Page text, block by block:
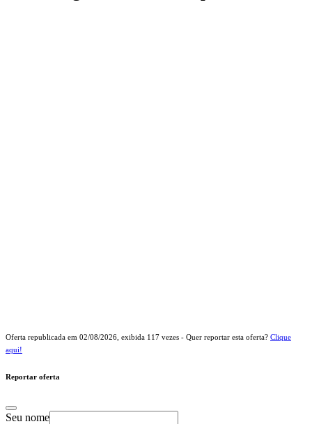
Oferta republicada em 02/08/2026 , exibida 117 vezes - Quer reportar esta oferta? Clique
aqui!
Reportar oferta
Seu nome